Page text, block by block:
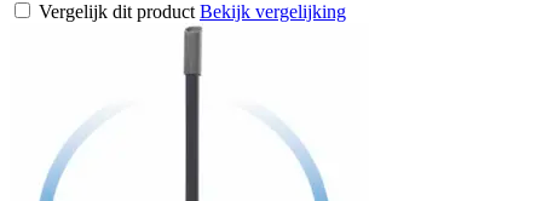
Vergelijk dit product Bekijk vergelijking